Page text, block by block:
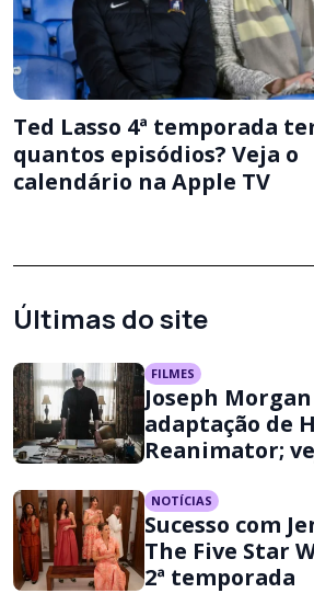
Ted Lasso 4ª temporada
quantos episódios? Veja o
calendário na Apple TV
Últimas do site
FILMES
Joseph
adaptação de
Reanimator;
NOTÍCIAS
Sucesso com
The Five Star
2ª temporada